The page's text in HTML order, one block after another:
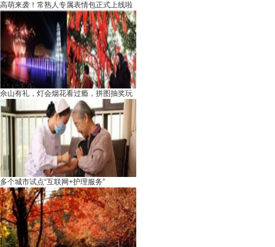
高萌来袭！常熟人专属表情包正式上线啦
佘山有礼，灯会烟花看过瘾，拼图抽奖玩
多个城市试点“互联网+护理服务”